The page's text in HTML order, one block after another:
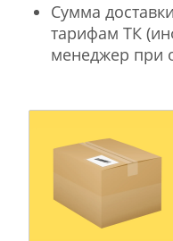
Сумма
тарифам ТК
менеджер при